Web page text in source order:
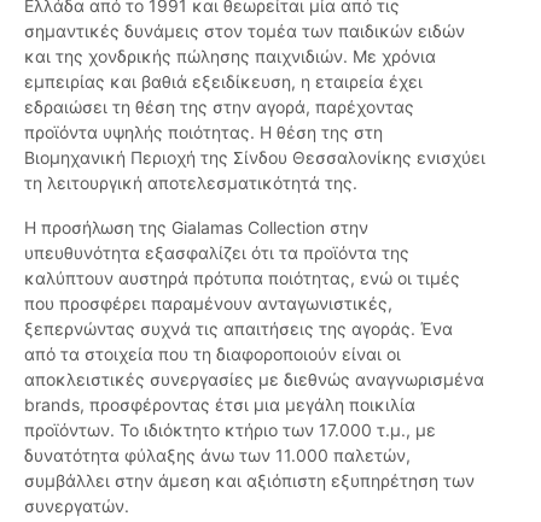
Ελλάδα από το 1991 και θεωρείται μία από τις
σημαντικές δυνάμεις στον τομέα των παιδικών ειδών
και της χονδρικής πώλησης παιχνιδιών. Με χρόνια
εμπειρίας και βαθιά εξειδίκευση, η εταιρεία έχει
εδραιώσει τη θέση της στην αγορά, παρέχοντας
προϊόντα υψηλής ποιότητας. Η θέση της στη
Βιομηχανική Περιοχή της Σίνδου Θεσσαλονίκης ενισχύει
τη λειτουργική αποτελεσματικότητά της.
Η προσήλωση της Gialamas Collection στην
υπευθυνότητα εξασφαλίζει ότι τα προϊόντα της
καλύπτουν αυστηρά πρότυπα ποιότητας, ενώ οι τιμές
που προσφέρει παραμένουν ανταγωνιστικές,
ξεπερνώντας συχνά τις απαιτήσεις της αγοράς. Ένα
από τα στοιχεία που τη διαφοροποιούν είναι οι
αποκλειστικές συνεργασίες με διεθνώς αναγνωρισμένα
brands, προσφέροντας έτσι μια μεγάλη ποικιλία
προϊόντων. Το ιδιόκτητο κτήριο των 17.000 τ.μ., με
δυνατότητα φύλαξης άνω των 11.000 παλετών,
συμβάλλει στην άμεση και αξιόπιστη εξυπηρέτηση των
συνεργατών.